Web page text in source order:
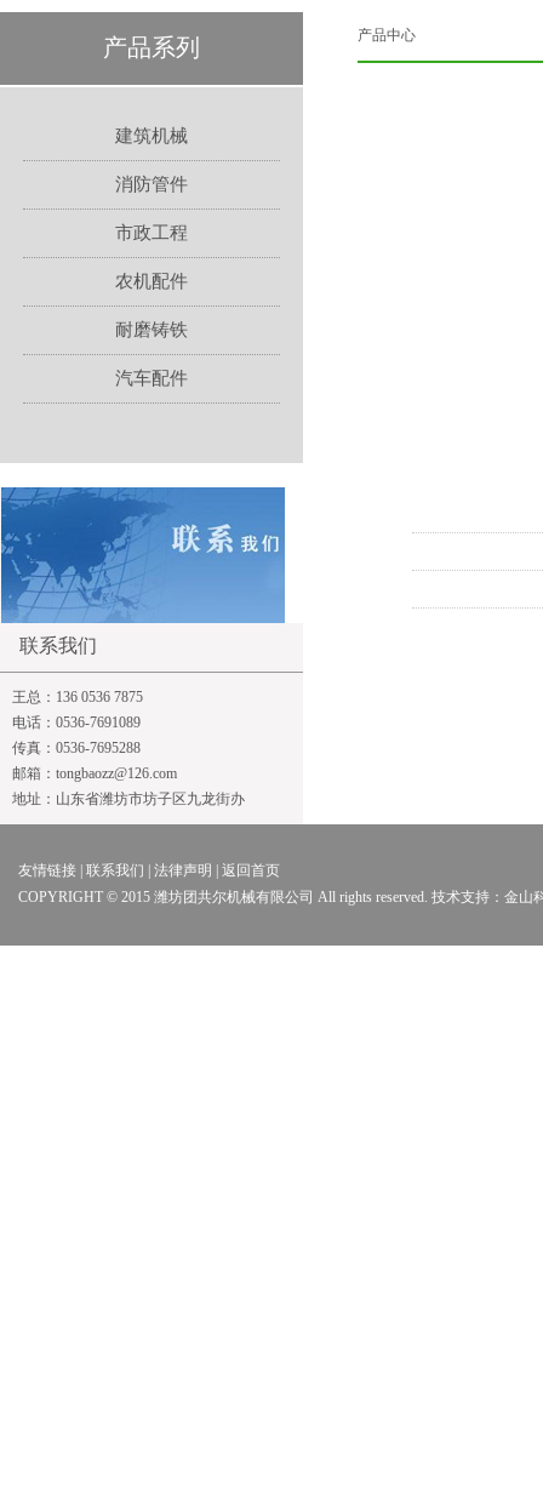
产品系列
建筑机械
消防管件
市政工程
农机配件
耐磨铸铁
汽车配件
联系我们
王总：136 0536 7875
电话：0536-7691089
传真：0536-7695288
邮箱：tongbaozz@126.com
地址：山东省潍坊市坊子区九龙街办
产品中心
友情链接 | 联系我们 | 法律声明 | 返回首页
COPYRIGHT © 2015 潍坊团共尔机械有限公司 All rights reserved. 技术支持：金山